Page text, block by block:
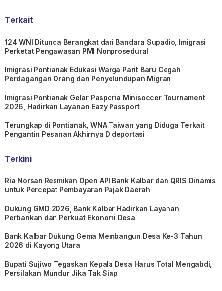
Terkait
124 WNI Ditunda Berangkat dari Bandara Supadio, Imigrasi
Perketat Pengawasan PMI Nonprosedural
Imigrasi Pontianak Edukasi Warga Parit Baru Cegah
Perdagangan Orang dan Penyelundupan Migran
Imigrasi Pontianak Gelar Pasporia Minisoccer Tournament
2026, Hadirkan Layanan Eazy Passport
Terungkap di Pontianak, WNA Taiwan yang Diduga Terkait
Pengantin Pesanan Akhirnya Dideportasi
Terkini
Ria Norsan Resmikan Open API Bank Kalbar dan QRIS Dinamis
untuk Percepat Pembayaran Pajak Daerah
Dukung GMD 2026, Bank Kalbar Hadirkan Layanan
Perbankan dan Perkuat Ekonomi Desa
Bank Kalbar Dukung Gema Membangun Desa Ke-3 Tahun
2026 di Kayong Utara
Bupati Sujiwo Tegaskan Kepala Desa Harus Total Mengabdi,
Persilakan Mundur Jika Tak Siap